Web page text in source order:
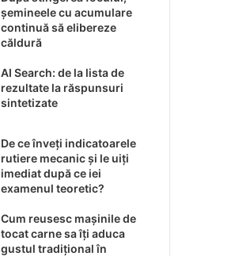
șemineele cu acumulare
continuă să elibereze
căldură
AI Search: de la lista de
rezultate la răspunsuri
sintetizate
De ce înveți indicatoarele
rutiere mecanic și le uiți
imediat după ce iei
examenul teoretic?
Cum reusesc mașinile de
tocat carne sa îți aduca
gustul tradițional în